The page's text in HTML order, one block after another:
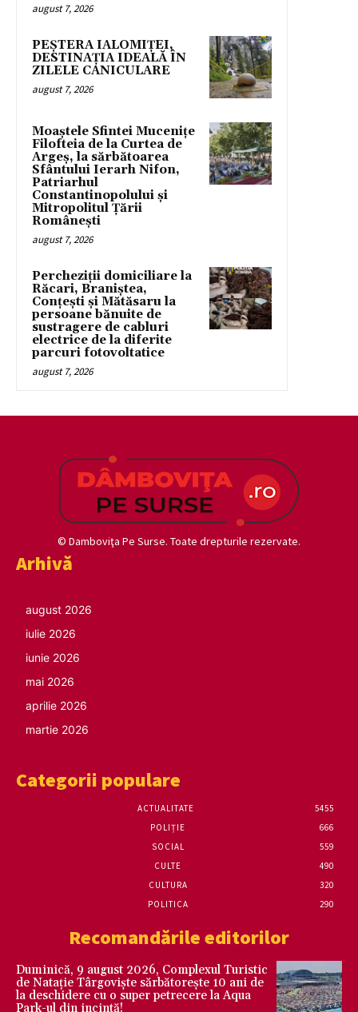
august 7, 2026
PEȘTERA IALOMIȚEI,
DESTINAȚIA IDEALĂ ÎN
ZILELE CANICULARE
august 7, 2026
Moaștele Sfintei Mucenițe
Filofteia de la Curtea de
Argeș, la sărbătoarea
Sfântului Ierarh Nifon,
Patriarhul
Constantinopolului și
Mitropolitul Țării
Românești
august 7, 2026
Percheziții domiciliare la
Răcari, Braniștea,
Conțești și Mătăsaru la
persoane bănuite de
sustragere de cabluri
electrice de la diferite
parcuri fotovoltatice
august 7, 2026
© Damboviţa Pe Surse. Toate drepturile rezervate.
Arhivă
august 2026
iulie 2026
iunie 2026
mai 2026
aprilie 2026
martie 2026
Categorii populare
ACTUALITATE
5455
POLIȚIE
666
SOCIAL
559
CULTE
490
CULTURA
320
POLITICA
290
Recomandările editorilor
Duminică, 9 august 2026, Complexul Turistic
de Natație Târgoviște sărbătorește 10 ani de
la deschidere cu o super petrecere la Aqua
Park-ul din incintă!